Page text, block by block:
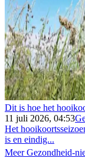
Dit is hoe het
11 juli 2026, 04:53
Het
is en eindig...
Meer Gezondheid-